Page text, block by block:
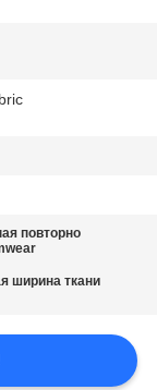
повторно
ширина ткани